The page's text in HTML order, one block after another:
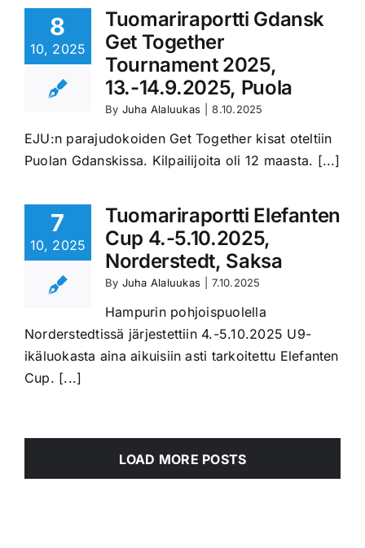
8
10, 2025
Tuomariraportti Gdansk
Get Together
Tournament 2025,
13.-14.9.2025, Puola
By Juha Alaluukas 8.10.2025
EJU:n parajudokoiden Get Together kisat oteltiin
Puolan Gdanskissa. Kilpailijoita oli 12 maasta. [...]
7
10, 2025
Tuomariraportti Elefanten
Cup 4.-5.10.2025,
Norderstedt, Saksa
By Juha Alaluukas 7.10.2025
Hampurin pohjoispuolella
Norderstedtissä järjestettiin 4.-5.10.2025 U9-
ikäluokasta aina aikuisiin asti tarkoitettu Elefanten
Cup. [...]
LOAD MORE POSTS